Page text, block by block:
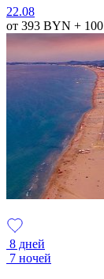
22.08
от 393 BYN + 100
8 дней
7 ночей